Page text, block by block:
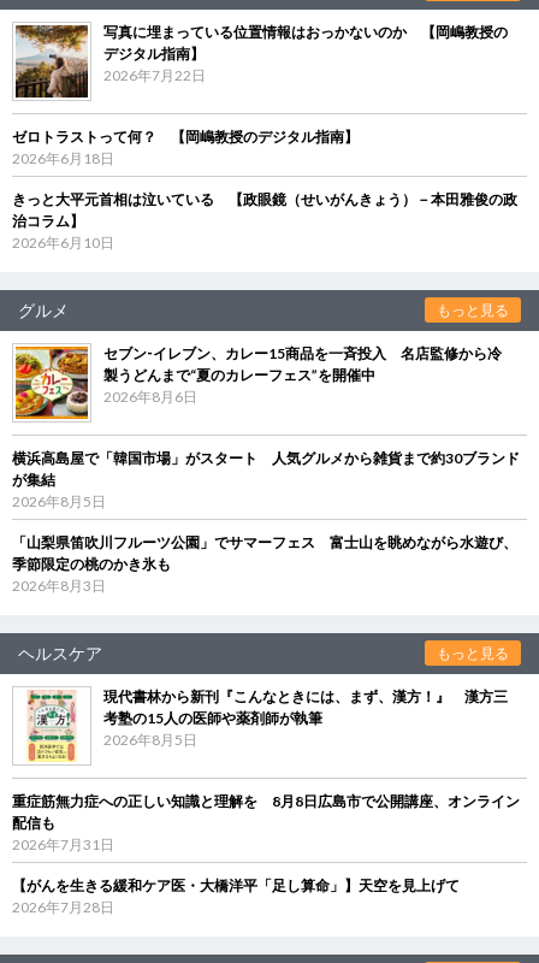
写真に埋まっている位置情報はおっかないのか 【岡嶋教授の
デジタル指南】
2026年7月22日
ゼロトラストって何？ 【岡嶋教授のデジタル指南】
2026年6月18日
きっと大平元首相は泣いている 【政眼鏡（せいがんきょう）－本田雅俊の政
治コラム】
2026年6月10日
グルメ もっと見る
セブン‐イレブン、カレー15商品を一斉投入 名店監修から冷
製うどんまで“夏のカレーフェス”を開催中
2026年8月6日
横浜高島屋で「韓国市場」がスタート 人気グルメから雑貨まで約30ブランド
が集結
2026年8月5日
「山梨県笛吹川フルーツ公園」でサマーフェス 富士山を眺めながら水遊び、
季節限定の桃のかき氷も
2026年8月3日
ヘルスケア もっと見る
現代書林から新刊『こんなときには、まず、漢方！』 漢方三
考塾の15人の医師や薬剤師が執筆
2026年8月5日
重症筋無力症への正しい知識と理解を 8月8日広島市で公開講座、オンライン
配信も
2026年7月31日
【がんを生きる緩和ケア医・大橋洋平「足し算命」】天空を見上げて
2026年7月28日